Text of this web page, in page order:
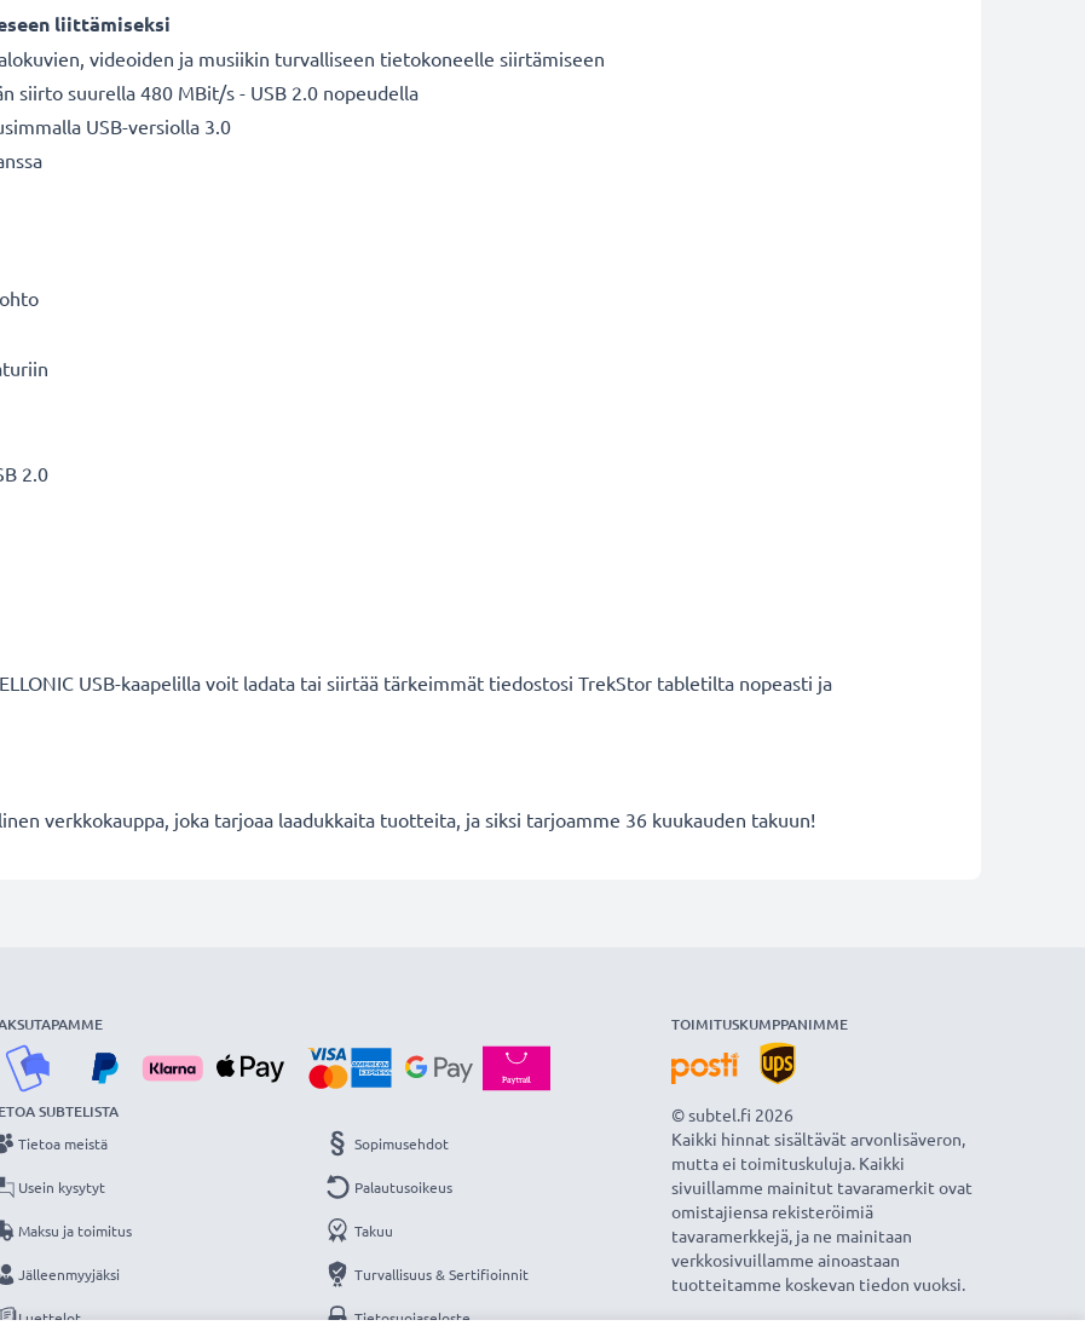
liittämiseksi
videoiden ja musiikin turvalliseen tietokoneelle siirtämiseen
siirto suurella 480 MBit/s - USB 2.0 nopeudella
USB-versiolla 3.0
2.0
USB-kaapelilla voit ladata tai siirtää tärkeimmät tiedostosi TrekStor tabletilta nopeasti ja
verkkokauppa, joka tarjoaa laadukkaita tuotteita, ja siksi tarjoamme 36 kuukauden takuun!
SUBTELISTA
Tietoa meistä
Usein kysytyt
Maksu ja toimitus
Jälleenmyyjäksi
Luettelot
Sopimusehdot
Palautusoikeus
Takuu
Turvallisuus & Sertifioinnit
Tietosuojaseloste
TOIMITUSKUMPPANIMME
© subtel.fi 2026
Kaikki hinnat sisältävät arvonlisäveron,
mutta ei toimituskuluja. Kaikki
sivuillamme mainitut tavaramerkit ovat
omistajiensa rekisteröimiä
tavaramerkkejä, ja ne mainitaan
verkkosivuillamme ainoastaan
tuotteitamme koskevan tiedon vuoksi.